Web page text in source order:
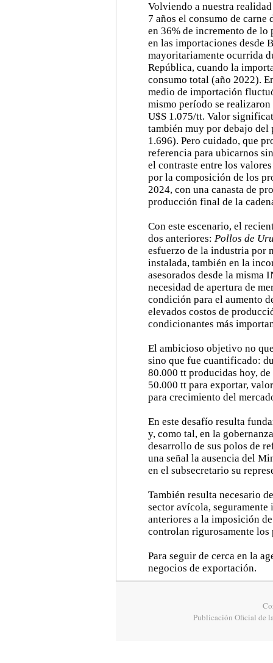
Volviendo a nuestra
7 años el consumo de carne
en 36% de incremento de
en las importaciones desde
mayoritariamente ocurrida
República, cuando la
consumo total (año 2022).
medio de importación
mismo período se
U$S 1.075/tt. Valor
también muy por debajo
1.696). Pero cuidado, que
referencia para ubicarnos
el contraste entre los
por la composición de los
2024, con una canasta de
producción final de la
Con este escenario, el
dos anteriores: Pollos de
esfuerzo de la industria por
instalada, también en la
asesorados desde la misma
necesidad de apertura de
condición para el aumento
elevados costos de
condicionantes más
El ambicioso objetivo no
sino que fue cuantificado:
80.000 tt producidas hoy,
50.000 tt para exportar,
para crecimiento del
En este desafío resulta
y, como tal, en la
desarrollo de sus polos de
una señal la ausencia del
en el subsecretario su
También resulta necesario
sector avícola,
anteriores a la imposición
controlan rigurosamente
Para seguir de cerca en la
negocios de exportación.
Publicación Oficial de